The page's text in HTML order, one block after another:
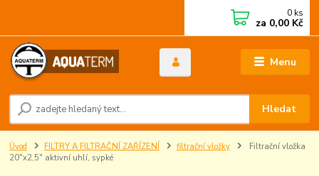
Menu
Hledat
0 ks
za 0,00 Kč
Úvod FILTRY A FILTRAČNÍ ZAŘÍZENÍ filtrační vložky
Filtrační vložka
20"x2,5" aktivní uhlí, sypké